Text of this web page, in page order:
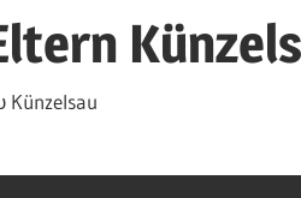
Künzelsau